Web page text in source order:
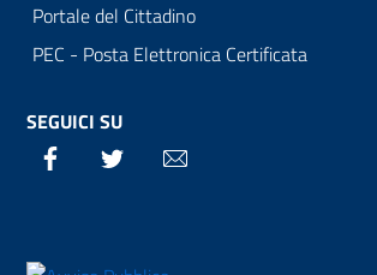
Portale del Cittadino
PEC - Posta Elettronica Certificata
SEGUICI SU
Facebook Twitter